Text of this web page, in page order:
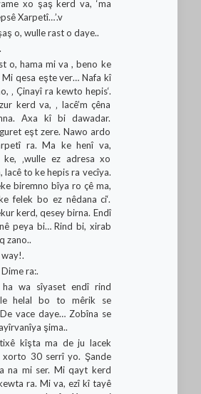
xo şaş kerd va, ‘ma
Xarpetî…’.v
o, wulle rast o daye..
o, hama mi va , beno ke
Mi qesa eşte ver… Nafa kî
‚ Çinayî ra kewto hepis‘.
kerd va, ‚ lacê’m çêna
Axa kî bi dawadar.
eşt zere. Nawo ardo
ra. Ma ke henî va,
‚wulle ez adresa xo
lacê to ke hepis ra vecîya.
biremno bîya ro çê ma,
felek bo ez nêdana ci‘.
kerd, qesey birna. Endî
peya bi… Rind bi, xirab
zano..
ra:.
wa sîyaset endî rind
helal bo to mêrik se
vace daye… Zobîna se
şima..
kîşta ma de ju lacek
xorto 30 serrî yo. Şande
na mi ser. Mi qayt kerd
ra. Mi va, ezî kî tayê